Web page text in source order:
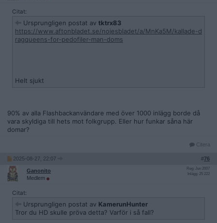
Citat:
Ursprungligen postat av tktrx83
https://www.aftonbladet.se/nojesbladet/a/MnKa5M/kallade-d
ragqueens-for-pedofiler-man-doms
Helt sjukt
90% av alla Flashbackanvändare med över 1000 inlägg borde då
vara skyldiga till hets mot folkgrupp. Eller hur funkar såna här
domar?
Citera
2025-08-27, 22:07 #76
Ganonito
Medlem
Reg: Jun 2007
Inlägg: 25 222
Citat:
Ursprungligen postat av KamerunHunter
Tror du HD skulle pröva detta? Varför i så fall?